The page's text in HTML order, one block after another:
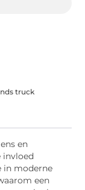
truck
en
invloed
in moderne
een